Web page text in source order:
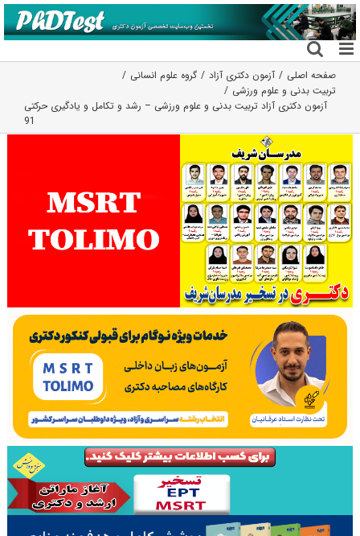
رفتن
به
محتوا
صفحه اصلی آزمون دکتری آزاد
گروه علوم انسانی
تربیت بدنی و علوم ورزشی
آزمون دکتری آزاد تربیت بدنی و علوم ورزشی – رشد و تکامل و یادگیری حرکتی
91